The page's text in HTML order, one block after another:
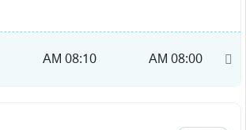
08:00 AM
08:10 AM